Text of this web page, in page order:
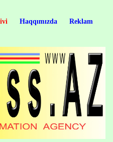
Haqqımızda
Reklam